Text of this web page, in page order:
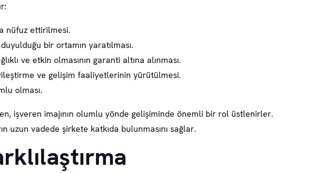
nüfuz ettirilmesi.
bir ortamın yaratılması.
ve etkin olmasının garanti altına alınması.
ve gelişim faaliyetlerinin yürütülmesi.
olması.
işveren imajının olumlu yönde gelişiminde önemli bir rol üstlenirler.
uzun vadede şirkete katkıda bulunmasını sağlar.